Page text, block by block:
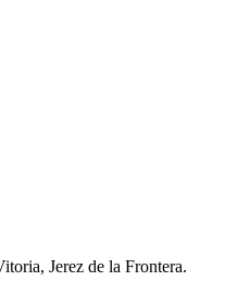
Jerez de la Frontera.